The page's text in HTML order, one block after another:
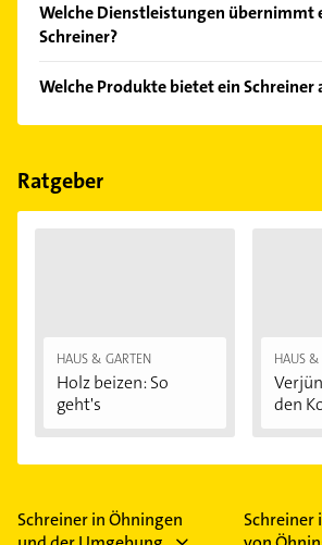
Bitte beachten Sie, dass diese an Sonn-
Feiertagen abweichen können.
Welche Dienstleistungen übernimmt
Schreiner?
Badezimmer-Möbel, Eckbänke,
und Möbelbau.
Welche Produkte bietet ein Schreiner
Das Angebot umfasst unter
Ratgeber
HAUS & GARTEN
Holz beizen: So
geht's
HAUS &
den
Schreiner in Öhningen
Schreiner